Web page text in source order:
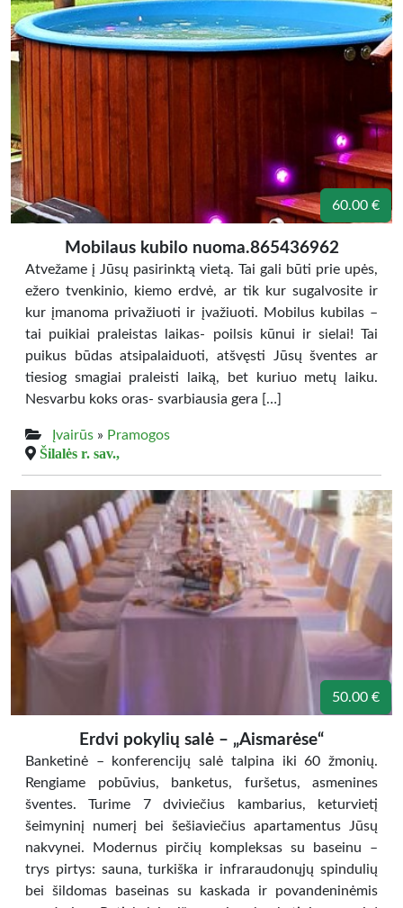
60.00 €
Mobilaus kubilo nuoma.865436962
Atvežame į Jūsų pasirinktą vietą. Tai gali būti prie upės,
ežero tvenkinio, kiemo erdvė, ar tik kur sugalvosite ir
kur įmanoma privažiuoti ir įvažiuoti. Mobilus kubilas –
tai puikiai praleistas laikas- poilsis kūnui ir sielai! Tai
puikus būdas atsipalaiduoti, atšvęsti Jūsų šventes ar
tiesiog smagiai praleisti laiką, bet kuriuo metų laiku.
Nesvarbu koks oras- svarbiausia gera […]
Įvairūs » Pramogos
Šilalės r. sav.,
50.00 €
Erdvi pokylių salė – „Aismarėse“
Banketinė – konferencijų salė talpina iki 60 žmonių.
Rengiame pobūvius, banketus, furšetus, asmenines
šventes. Turime 7 dviviečius kambarius, keturvietį
šeimyninį numerį bei šešiaviečius apartamentus Jūsų
nakvynei. Modernus pirčių kompleksas su baseinu –
trys pirtys: sauna, turkiška ir infraraudonųjų spindulių
bei šildomas baseinas su kaskada ir povandeninėmis